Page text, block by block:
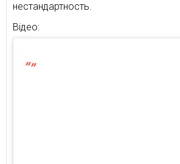
нестандартность.
Відео: